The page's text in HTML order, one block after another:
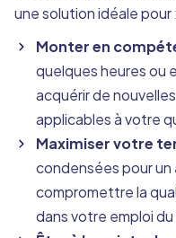
une solution idéale pour :
Monter en
quelques heures ou
acquérir de
applicables à votre
Maximiser votre
condensées pour un
compromettre la
dans votre emploi